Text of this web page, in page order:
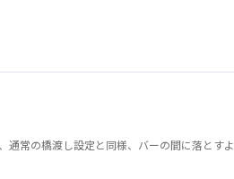
通常の橋渡し設定と同様、バーの間に落とすよ